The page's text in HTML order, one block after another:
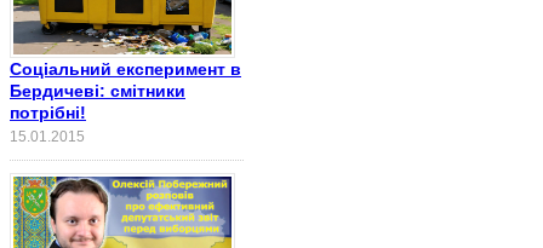
Соціальний експеримент в
Бердичеві: смітники
потрібні!
15.01.2015